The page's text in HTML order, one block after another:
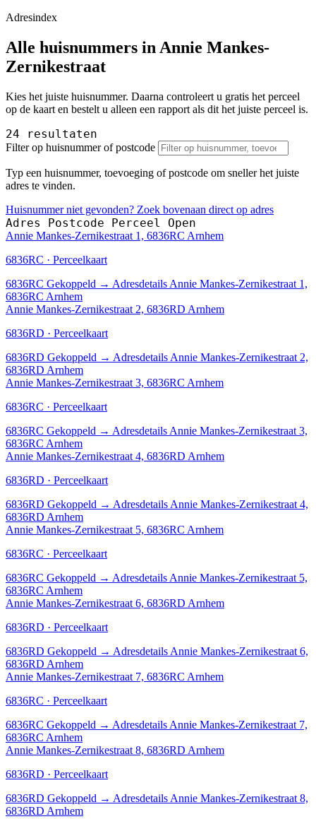
Adresindex
Alle huisnummers in Annie Mankes-
Zernikestraat
Kies het juiste huisnummer. Daarna controleert u gratis het perceel
op de kaart en bestelt u alleen een rapport als dit het juiste perceel is.
24 resultaten
Filter op huisnummer of postcode
Typ een huisnummer, toevoeging of postcode om sneller het juiste
adres te vinden.
Huisnummer niet gevonden? Zoek bovenaan direct op adres
Adres Postcode Perceel Open
Annie Mankes-Zernikestraat 1, 6836RC Arnhem
6836RC · Perceelkaart
6836RC Gekoppeld → Adresdetails Annie Mankes-Zernikestraat 1,
6836RC Arnhem
Annie Mankes-Zernikestraat 2, 6836RD Arnhem
6836RD · Perceelkaart
6836RD Gekoppeld → Adresdetails Annie Mankes-Zernikestraat 2,
6836RD Arnhem
Annie Mankes-Zernikestraat 3, 6836RC Arnhem
6836RC · Perceelkaart
6836RC Gekoppeld → Adresdetails Annie Mankes-Zernikestraat 3,
6836RC Arnhem
Annie Mankes-Zernikestraat 4, 6836RD Arnhem
6836RD · Perceelkaart
6836RD Gekoppeld → Adresdetails Annie Mankes-Zernikestraat 4,
6836RD Arnhem
Annie Mankes-Zernikestraat 5, 6836RC Arnhem
6836RC · Perceelkaart
6836RC Gekoppeld → Adresdetails Annie Mankes-Zernikestraat 5,
6836RC Arnhem
Annie Mankes-Zernikestraat 6, 6836RD Arnhem
6836RD · Perceelkaart
6836RD Gekoppeld → Adresdetails Annie Mankes-Zernikestraat 6,
6836RD Arnhem
Annie Mankes-Zernikestraat 7, 6836RC Arnhem
6836RC · Perceelkaart
6836RC Gekoppeld → Adresdetails Annie Mankes-Zernikestraat 7,
6836RC Arnhem
Annie Mankes-Zernikestraat 8, 6836RD Arnhem
6836RD · Perceelkaart
6836RD Gekoppeld → Adresdetails Annie Mankes-Zernikestraat 8,
6836RD Arnhem